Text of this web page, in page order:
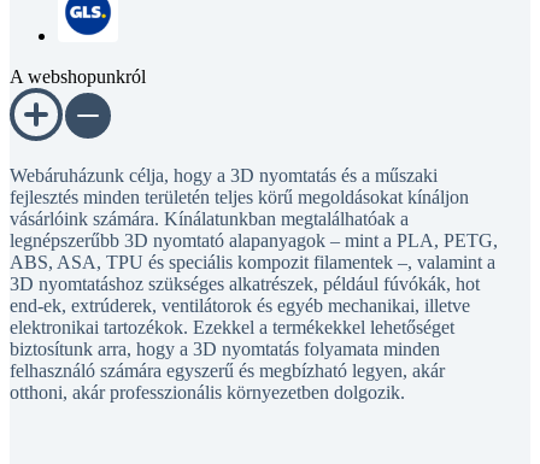
A webshopunkról
Webáruházunk célja, hogy a 3D nyomtatás és a műszaki
fejlesztés minden területén teljes körű megoldásokat kínáljon
vásárlóink számára. Kínálatunkban megtalálhatóak a
legnépszerűbb 3D nyomtató alapanyagok – mint a PLA, PETG,
ABS, ASA, TPU és speciális kompozit filamentek –, valamint a
3D nyomtatáshoz szükséges alkatrészek, például fúvókák, hot
end-ek, extrúderek, ventilátorok és egyéb mechanikai, illetve
elektronikai tartozékok. Ezekkel a termékekkel lehetőséget
biztosítunk arra, hogy a 3D nyomtatás folyamata minden
felhasználó számára egyszerű és megbízható legyen, akár
otthoni, akár professzionális környezetben dolgozik.